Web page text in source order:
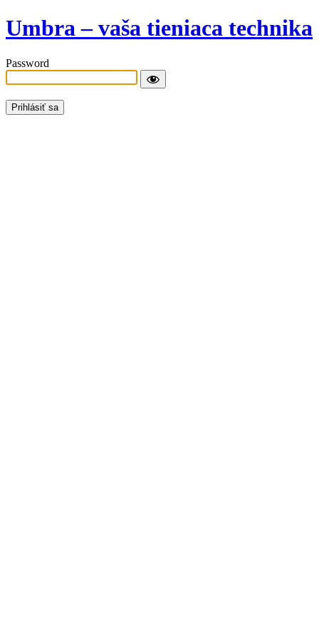
Umbra – vaša tieniaca technika
Password